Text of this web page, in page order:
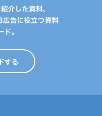
介した資料、
告に役立つ資料
。
する